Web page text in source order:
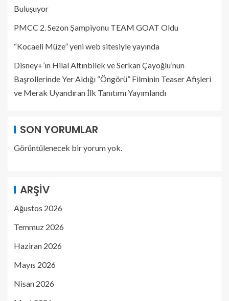
Buluşuyor
PMCC 2. Sezon Şampiyonu TEAM GOAT Oldu
“Kocaeli Müze” yeni web sitesiyle yayında
Disney+’ın Hilal Altınbilek ve Serkan Çayoğlu’nun
Başrollerinde Yer Aldığı “Öngörü” Filminin Teaser Afişleri
ve Merak Uyandıran İlk Tanıtımı Yayımlandı
SON YORUMLAR
Görüntülenecek bir yorum yok.
ARŞIV
Ağustos 2026
Temmuz 2026
Haziran 2026
Mayıs 2026
Nisan 2026